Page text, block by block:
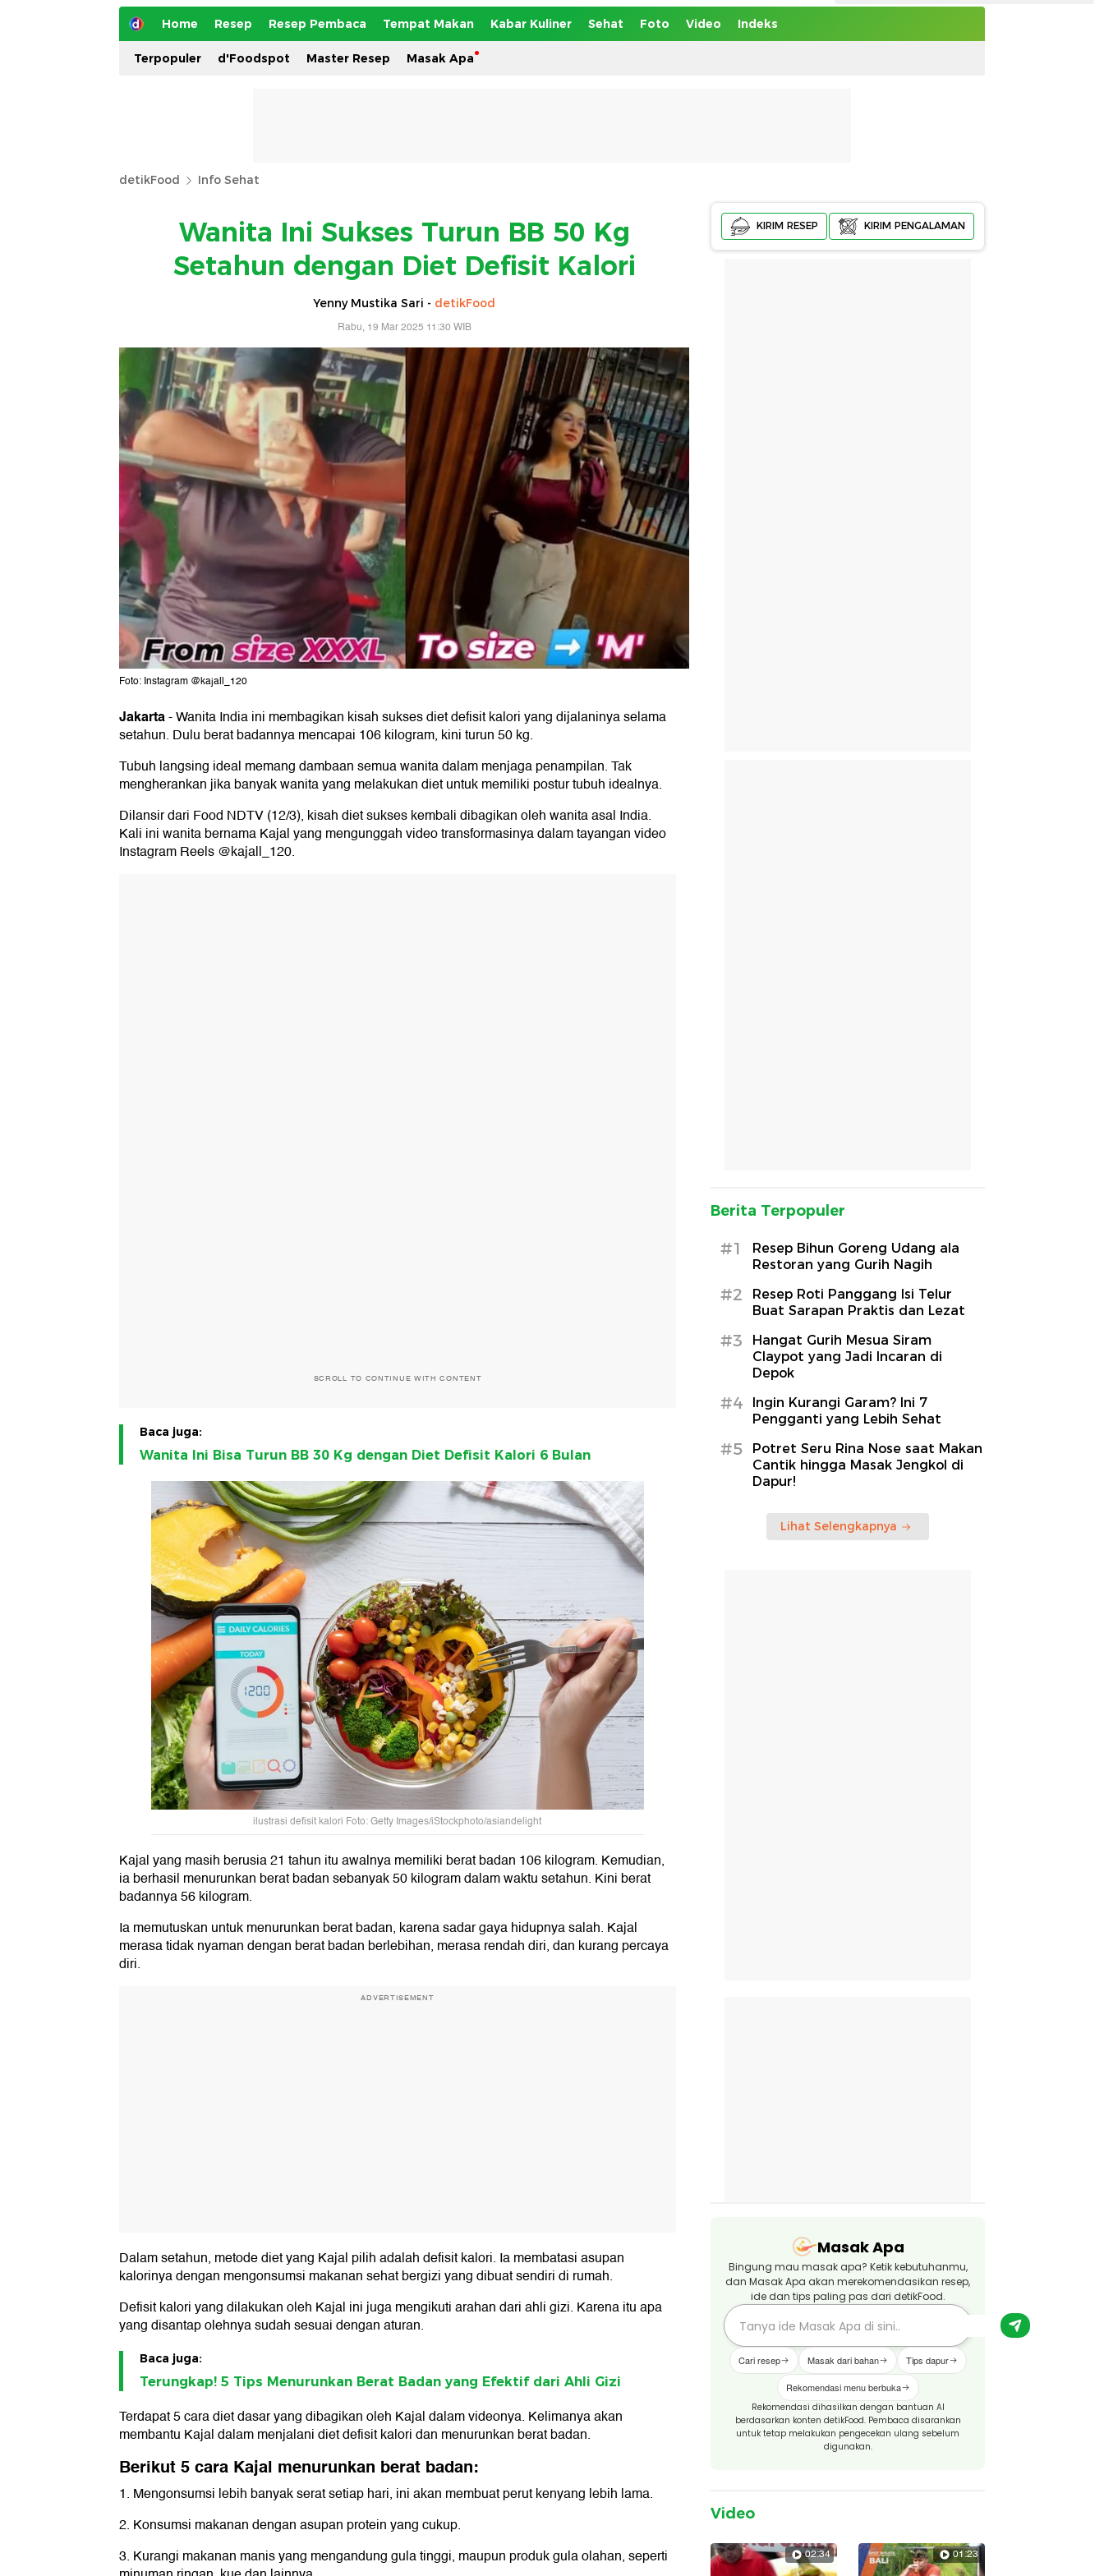
Home Resep Resep Pembaca Tempat Makan Kabar Kuliner Sehat Foto Video Indeks
Terpopuler d'Foodspot Master Resep Masak Apa
detikFood Info Sehat
Wanita Ini Sukses Turun BB 50 Kg
Setahun dengan Diet Defisit Kalori
Yenny Mustika Sari - detikFood
Rabu, 19 Mar 2025 11:30 WIB
Foto: Instagram @kajall_120
Jakarta-Wanita India ini membagikan kisah sukses diet defisit kalori yang dijalaninya selama
setahun. Dulu berat badannya mencapai 106 kilogram, kini turun 50 kg.
Tubuh langsing ideal memang dambaan semua wanita dalam menjaga penampilan. Tak
mengherankan jika banyak wanita yang melakukan diet untuk memiliki postur tubuh idealnya.
Dilansir dari Food NDTV (12/3), kisah diet sukses kembali dibagikan oleh wanita asal India.
Kali ini wanita bernama Kajal yang mengunggah video transformasinya dalam tayangan video
Instagram Reels @kajall_120.
SCROLL TO CONTINUE WITH CONTENT
Baca juga:
Wanita Ini Bisa Turun BB 30 Kg dengan Diet Defisit Kalori 6 Bulan
ilustrasi defisit kalori Foto: Getty Images/iStockphoto/asiandelight
Kajal yang masih berusia 21 tahun itu awalnya memiliki berat badan 106 kilogram. Kemudian,
ia berhasil menurunkan berat badan sebanyak 50 kilogram dalam waktu setahun. Kini berat
badannya 56 kilogram.
Ia memutuskan untuk menurunkan berat badan, karena sadar gaya hidupnya salah. Kajal
merasa tidak nyaman dengan berat badan berlebihan, merasa rendah diri, dan kurang percaya
diri.
ADVERTISEMENT
Dalam setahun, metode diet yang Kajal pilih adalah defisit kalori. Ia membatasi asupan
kalorinya dengan mengonsumsi makanan sehat bergizi yang dibuat sendiri di rumah.
Defisit kalori yang dilakukan oleh Kajal ini juga mengikuti arahan dari ahli gizi. Karena itu apa
yang disantap olehnya sudah sesuai dengan aturan.
Baca juga:
Terungkap! 5 Tips Menurunkan Berat Badan yang Efektif dari Ahli Gizi
Terdapat 5 cara diet dasar yang dibagikan oleh Kajal dalam videonya. Kelimanya akan
membantu Kajal dalam menjalani diet defisit kalori dan menurunkan berat badan.
Berikut 5 cara Kajal menurunkan berat badan:
1. Mengonsumsi lebih banyak serat setiap hari, ini akan membuat perut kenyang lebih lama.
2. Konsumsi makanan dengan asupan protein yang cukup.
3. Kurangi makanan manis yang mengandung gula tinggi, maupun produk gula olahan, seperti
KIRIM RESEP KIRIM PENGALAMAN
Berita Terpopuler
#1
Resep Bihun Goreng Udang ala
Restoran yang Gurih Nagih
#2
Resep Roti Panggang Isi Telur
Buat Sarapan Praktis dan Lezat
#3
Hangat Gurih Mesua Siram
Claypot yang Jadi Incaran di
Depok
#4
Ingin Kurangi Garam? Ini 7
Pengganti yang Lebih Sehat
#5
Potret Seru Rina Nose saat Makan
Cantik hingga Masak Jengkol di
Dapur!
Lihat Selengkapnya
Masak Apa
Bingung mau masak apa? Ketik kebutuhanmu,
dan Masak Apa akan merekomendasikan resep,
ide dan tips paling pas dari detikFood.
Cari resep Masak dari bahan Tips dapur
Rekomendasi menu berbuka
Rekomendasi dihasilkan dengan bantuan AI
berdasarkan konten detikFood. Pembaca disarankan
untuk tetap melakukan pengecekan ulang sebelum
digunakan.
Video
02:34 01:23